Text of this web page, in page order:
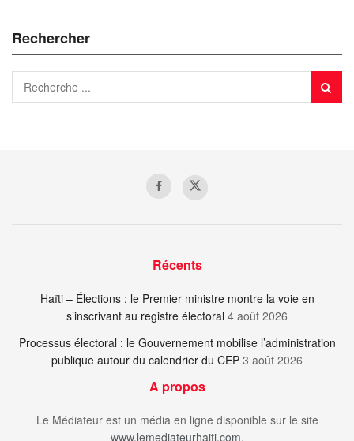
Rechercher
Récents
Haïti – Élections : le Premier ministre montre la voie en
s’inscrivant au registre électoral 4 août 2026
Processus électoral : le Gouvernement mobilise l’administration
publique autour du calendrier du CEP 3 août 2026
A propos
Le Médiateur est un média en ligne disponible sur le site
www.lemediateurhaiti.com.